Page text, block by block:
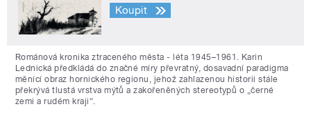
Koupit
Románová kronika ztraceného města - léta 1945–1961. Karin
Lednická předkládá do značné míry převratný, dosavadní paradigma
měnící obraz hornického regionu, jehož zahlazenou historii stále
překrývá tlustá vrstva mýtů a zakořeněných stereotypů o „černé
zemi a rudém kraji“.